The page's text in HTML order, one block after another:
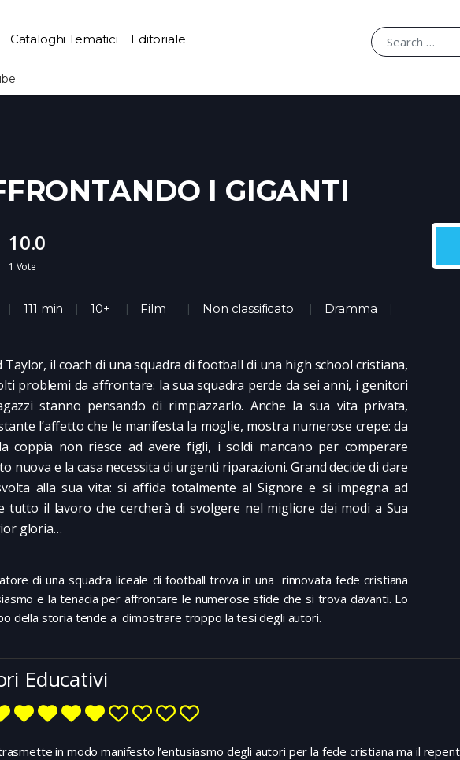
Cataloghi Tematici Editoriale
I GIGANTI
10.0
1 Vote
111 min 10+ Film Non classificato Dramma
Taylor, il coach di una squadra di football di una high school cristiana,
problemi da affrontare: la sua squadra perde da sei anni, i genitori
stanno pensando di rimpiazzarlo. Anche la sua vita privata,
l’affetto che le manifesta la moglie, mostra numerose crepe: da
coppia non riesce ad avere figli, i soldi mancano per comperare
nuova e la casa necessita di urgenti riparazioni. Grand decide di dare
alla sua vita: si affida totalmente al Signore e si impegna ad
tutto il lavoro che cercherà di svolgere nel migliore dei modi a Sua
gloria…
di una squadra liceale di football trova in una rinnovata fede cristiana
e la tenacia per affrontare le numerose sfide che si trova davanti. Lo
della storia tende a dimostrare troppo la tesi degli autori.
Educativi
in modo manifesto l’entusiasmo degli autori per la fede cristiana ma il